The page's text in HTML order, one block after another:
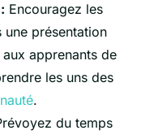
Encouragez les
présentation
apprenants de
les uns des
.
du temps